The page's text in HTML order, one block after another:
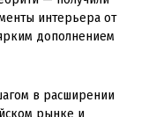
интерьера от
дополнением
в расширении
рынке и